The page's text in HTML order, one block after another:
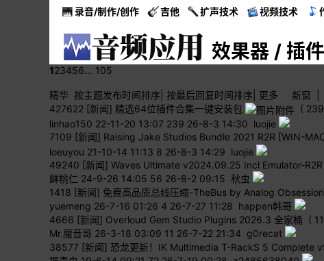
录音/制作/创作 吉他 扩声技术 视频技术
效果器 / 插件
123456... 105
精华 按主题发布时间排序 按最后回复时间排序 更多 新窗
427622 [新闻] 精选64位插件合集一键安装包 (
linhao150 22-11-20 13:07 239 26-8-3 14:30 luojie
7109 [新闻] Raising Jake Studios Bundle 2021 R2R [WIN-
loeuyou 21-10-14 11:13 8 26-8-3 14:29 luojie
49240 [新闻] Waves Ultimate v2024.09.25 Incl Emulator-R2R
鲜桃仁 24-9-26 14:05 56 26-8-2 09:15 秋虫
1418 [新闻] 免费高品质总线压缩-TheBus by Analog Obsession
yuemeng 26-7-16 01:26 4 26-7-27 11:28 happen韩哥
4666 [新闻] Overloud Gem Studio Plugins 2026.3 全家桶 (
Mr.魔音哥 26-3-18 03:09 11 26-7-22 21:34 g0recat
38577 [新闻] 恐龙更新！IK Multimedia T-RackS 5 Complete